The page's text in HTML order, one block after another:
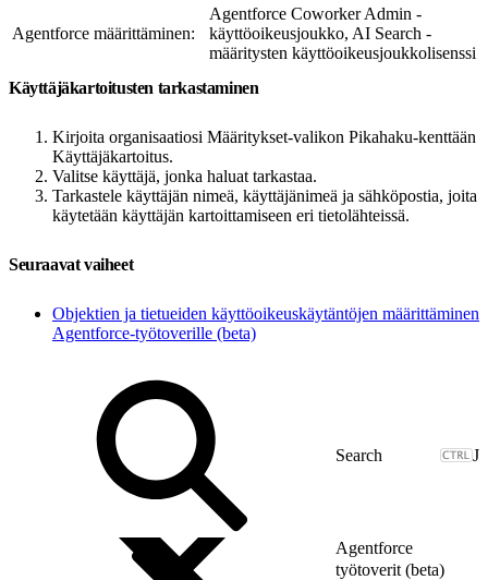
Agentforce määrittäminen:
Agentforce Coworker Admin -
käyttöoikeusjoukko, AI Search -
määritysten käyttöoikeusjoukkolisenssi
Käyttäjäkartoitusten tarkastaminen
Kirjoita organisaatiosi Määritykset-valikon Pikahaku-kenttään
Käyttäjäkartoitus.
Valitse käyttäjä, jonka haluat tarkastaa.
Tarkastele käyttäjän nimeä, käyttäjänimeä ja sähköpostia, joita
käytetään käyttäjän kartoittamiseen eri tietolähteissä.
Seuraavat vaiheet
Objektien ja tietueiden käyttöoikeuskäytäntöjen määrittäminen
Agentforce-työtoverille (beta)
J
Agentforce
työtoverit (beta)